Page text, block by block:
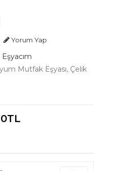
Yorum Yap
Mutfak Eşyası, Çelik